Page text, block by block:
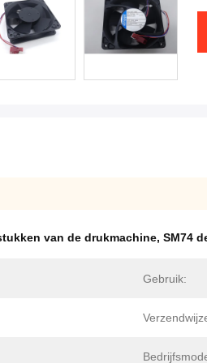
van de drukmachine, SM74
Gebruik: